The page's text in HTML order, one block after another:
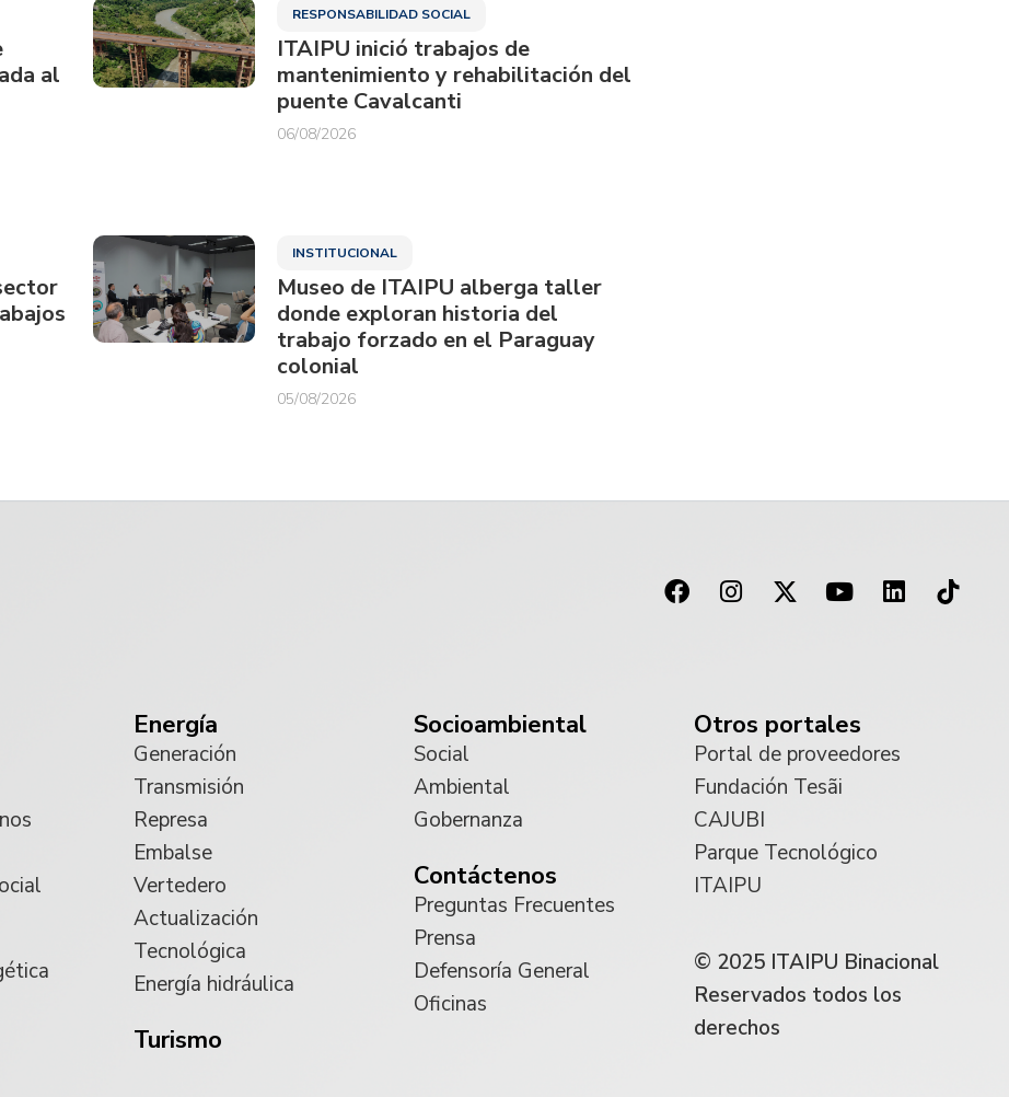
al
RESPONSABILIDAD SOCIAL
ITAIPU inició trabajos de
mantenimiento y rehabilitación del
puente Cavalcanti
06/08/2026
INSTITUCIONAL
Museo de ITAIPU alberga taller
donde exploran historia del
trabajo forzado en el Paraguay
colonial
05/08/2026
Energía
Generación
Transmisión
Represa
Embalse
Vertedero
Actualización
Tecnológica
Energía hidráulica
Turismo
Socioambiental
Social
Ambiental
Gobernanza
Contáctenos
Preguntas Frecuentes
Prensa
Defensoría General
Oficinas
Otros portales
Portal de proveedores
Fundación Tesãi
CAJUBI
Parque Tecnológico
ITAIPU
© 2025 ITAIPU Binacional
Reservados todos los
derechos